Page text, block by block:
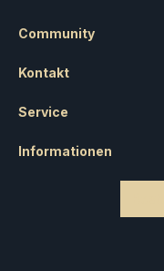
Kontakt
Service
Informationen
Community